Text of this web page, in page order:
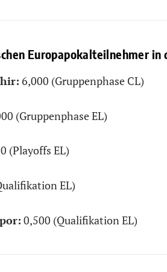
Europapokalteilnehmer in
6,000 (Gruppenphase CL)
(Gruppenphase EL)
(Playoffs EL)
EL)
0,500 (Qualifikation EL)